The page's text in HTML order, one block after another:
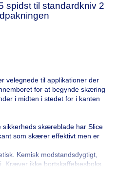
spidst til standardkniv 2
velegnede til applikationer der
for at begynde skæring
i midten i stedet for i kanten
sikkerheds skæreblade har Slice
som skærer effektivt men er
Kemisk modstandsdygtigt,
Kræver ikke bortskaffelsesboks.